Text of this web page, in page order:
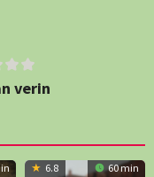
verin
6.8 60 min